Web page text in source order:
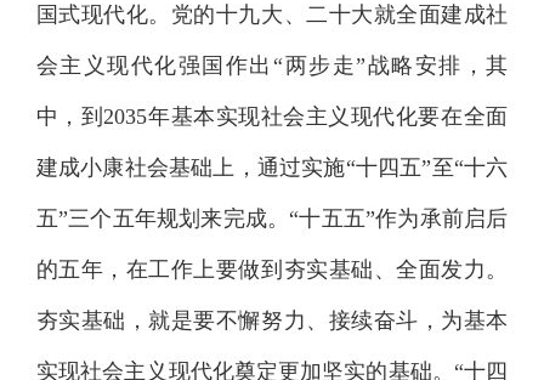
国式现代化。党的十九大、二十大就全面建成社
会主义现代化强国作出“两步走”战略安排，其
中，到2035年基本实现社会主义现代化要在全面
建成小康社会基础上，通过实施“十四五”至“十六
五”三个五年规划来完成。“十五五”作为承前启后
的五年，在工作上要做到夯实基础、全面发力。
夯实基础，就是要不懈努力、接续奋斗，为基本
实现社会主义现代化奠定更加坚实的基础。“十四